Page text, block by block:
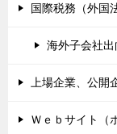
国際税務（外国
海外子会社
上場企業、公開
Ｗｅｂサイト（